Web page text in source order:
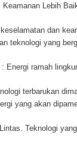
Lebih
dan
teknologi yang
Energi ramah
terbarukan
yang akan
Teknologi